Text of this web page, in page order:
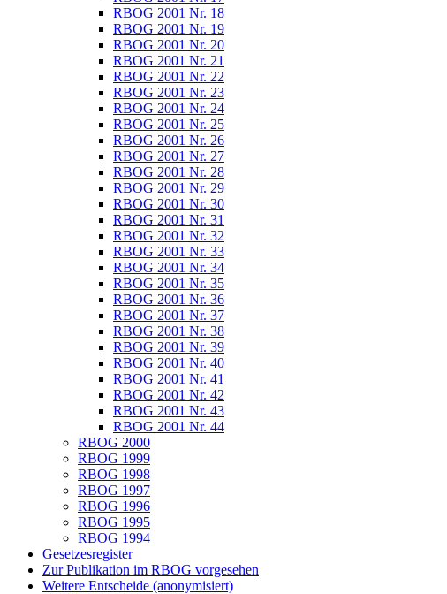
RBOG 2001 Nr. 18
RBOG 2001 Nr. 19
RBOG 2001 Nr. 20
RBOG 2001 Nr. 21
RBOG 2001 Nr. 22
RBOG 2001 Nr. 23
RBOG 2001 Nr. 24
RBOG 2001 Nr. 25
RBOG 2001 Nr. 26
RBOG 2001 Nr. 27
RBOG 2001 Nr. 28
RBOG 2001 Nr. 29
RBOG 2001 Nr. 30
RBOG 2001 Nr. 31
RBOG 2001 Nr. 32
RBOG 2001 Nr. 33
RBOG 2001 Nr. 34
RBOG 2001 Nr. 35
RBOG 2001 Nr. 36
RBOG 2001 Nr. 37
RBOG 2001 Nr. 38
RBOG 2001 Nr. 39
RBOG 2001 Nr. 40
RBOG 2001 Nr. 41
RBOG 2001 Nr. 42
RBOG 2001 Nr. 43
RBOG 2001 Nr. 44
RBOG 2000
RBOG 1999
RBOG 1998
RBOG 1997
RBOG 1996
RBOG 1995
RBOG 1994
Gesetzesregister
Zur Publikation im RBOG vorgesehen
Weitere Entscheide (anonymisiert)